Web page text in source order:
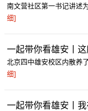
南文营社区第一书记讲述
细]
一起带你看雄安丨
北京四中雄安校区内散养
细]
一起带你看雄安丨